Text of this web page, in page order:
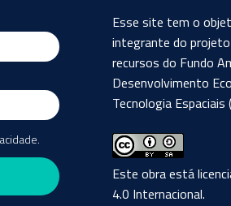
Esse site tem o
integrante do
recursos do Fundo
Desenvolvimento
Tecnologia Espaciais
Este obra está
4.0 Internacional.